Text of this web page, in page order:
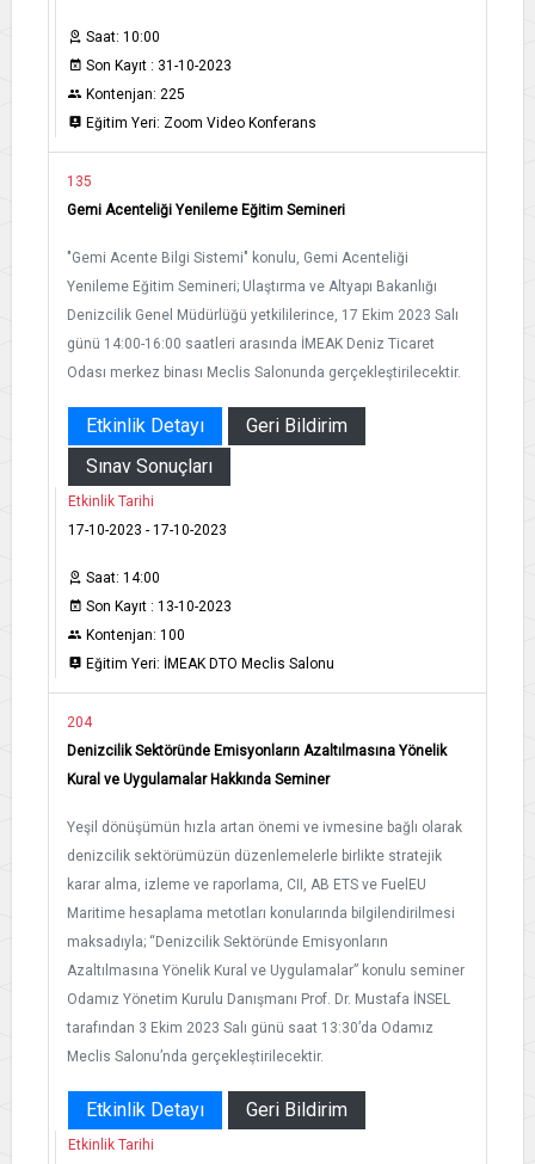
Saat: 10:00
Son Kayıt : 31-10-2023
Kontenjan: 225
Eğitim Yeri: Zoom Video Konferans
135
Gemi Acenteliği Yenileme Eğitim Semineri
"Gemi Acente Bilgi Sistemi" konulu, Gemi Acenteliği
Yenileme Eğitim Semineri; Ulaştırma ve Altyapı Bakanlığı
Denizcilik Genel Müdürlüğü yetkililerince, 17 Ekim 2023 Salı
günü 14:00-16:00 saatleri arasında İMEAK Deniz Ticaret
Odası merkez binası Meclis Salonunda gerçekleştirilecektir.
Etkinlik Detayı
Geri Bildirim
Sınav Sonuçları
Etkinlik Tarihi
17-10-2023 - 17-10-2023
Saat: 14:00
Son Kayıt : 13-10-2023
Kontenjan: 100
Eğitim Yeri: İMEAK DTO Meclis Salonu
204
Denizcilik Sektöründe Emisyonların Azaltılmasına Yönelik
Kural ve Uygulamalar Hakkında Seminer
Yeşil dönüşümün hızla artan önemi ve ivmesine bağlı olarak
denizcilik sektörümüzün düzenlemelerle birlikte stratejik
karar alma, izleme ve raporlama, CII, AB ETS ve FuelEU
Maritime hesaplama metotları konularında bilgilendirilmesi
maksadıyla; “Denizcilik Sektöründe Emisyonların
Azaltılmasına Yönelik Kural ve Uygulamalar” konulu seminer
Odamız Yönetim Kurulu Danışmanı Prof. Dr. Mustafa İNSEL
tarafından 3 Ekim 2023 Salı günü saat 13:30’da Odamız
Meclis Salonu’nda gerçekleştirilecektir.
Etkinlik Detayı Geri Bildirim
Etkinlik Tarihi